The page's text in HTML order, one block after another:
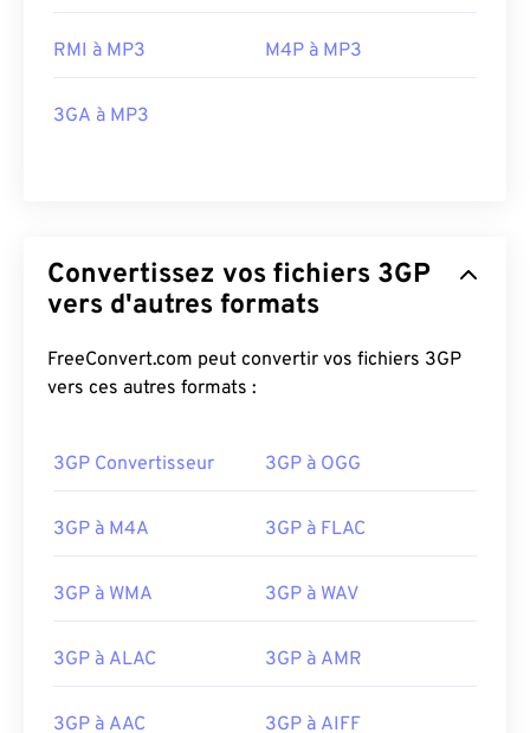
RMI à MP3 M4P à MP3
3GA à MP3
Convertissez vos fichiers 3GP
vers d'autres formats
FreeConvert.com peut convertir vos fichiers 3GP
vers ces autres formats :
3GP Convertisseur 3GP à OGG
3GP à M4A 3GP à FLAC
3GP à WMA 3GP à WAV
3GP à ALAC 3GP à AMR
3GP à AAC 3GP à AIFF